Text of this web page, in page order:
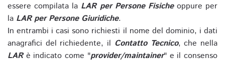
essere compilata la LAR per Persone Fisicheoppure per
la LAR per Persone Giuridiche.
In entrambi i casi sono richiesti il nome del dominio, i dati
anagrafici del richiedente, il Contatto Tecnico, che nella
LARè indicato come "provider/maintainer" e il consenso